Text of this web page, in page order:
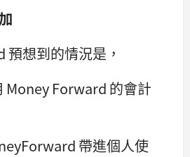
想到的情況是，
Money Forward 的會計
帶進個人使